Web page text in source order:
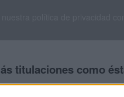
titulaciones como
Pincha aquí para ver todas